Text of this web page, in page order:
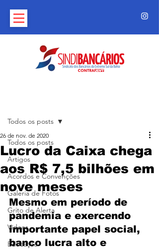
Todos os posts
Artigos
Acordos e Convenções
Galeria de Fotos
Grito de Alerta
Vídeos
Educação
Todos os posts
Lucro da Caixa chega
aos R$ 7,5 bilhões em
nove meses
26 de nov. de 2020
Mesmo em período de
pandemia e exercendo
importante papel social,
banco lucra alto e